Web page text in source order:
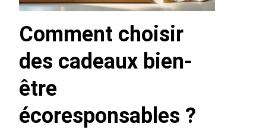
Comment choisir
des cadeaux bien-
être
écoresponsables ?